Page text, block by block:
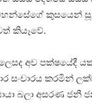
කුසයෙන්
කියෑවේ.
අව පක්‌ෂයේදී
සංචාරය කරමින්
බලා අසරණ ජනී